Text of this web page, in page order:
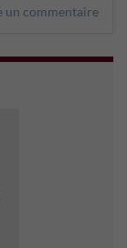
un commentaire